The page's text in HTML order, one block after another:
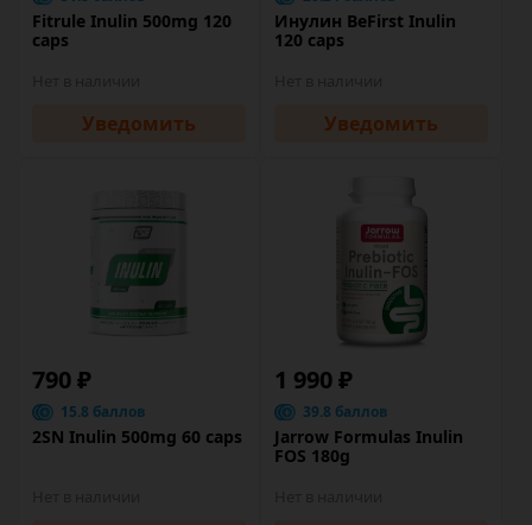
Fitrule Inulin 500mg 120
caps
Уведомить
Инулин BeFirst Inulin
120 caps
Уведомить
790 ₽
15.8 баллов
2SN Inulin 500mg 60 caps
1 990 ₽
39.8 баллов
Jarrow Formulas Inulin
FOS 180g